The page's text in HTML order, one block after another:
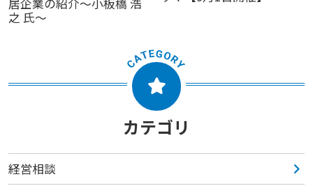
居企業の紹介～小板橋 浩
之 氏～
カテゴリ
経営相談